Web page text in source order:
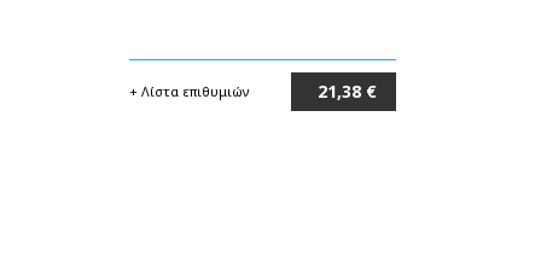
+ Λίστα επιθυμιών 21,38 €